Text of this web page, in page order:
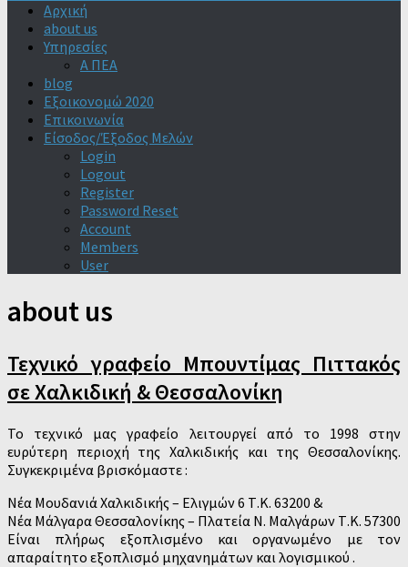
Αρχική
about us
Υπηρεσίες
Α ΠΕΑ
blog
Εξοικονομώ 2020
Επικοινωνία
Είσοδος/Έξοδος Μελών
Login
Logout
Register
Password Reset
Account
Members
User
about us
Τεχνικό γραφείο Μπουντίμας Πιττακός
σε Χαλκιδική & Θεσσαλονίκη
Το τεχνικό μας γραφείο λειτουργεί από το 1998 στην
ευρύτερη περιοχή της Χαλκιδικής και της Θεσσαλονίκης.
Συγκεκριμένα βρισκόμαστε :
Νέα Μουδανιά Χαλκιδικής – Ελιγμών 6 Τ.Κ. 63200 &
Νέα Μάλγαρα Θεσσαλονίκης – Πλατεία Ν. Μαλγάρων Τ.Κ. 57300
Είναι πλήρως εξοπλισμένο και οργανωμένο με τον
απαραίτητο εξοπλισμό μηχανημάτων και λογισμικού .